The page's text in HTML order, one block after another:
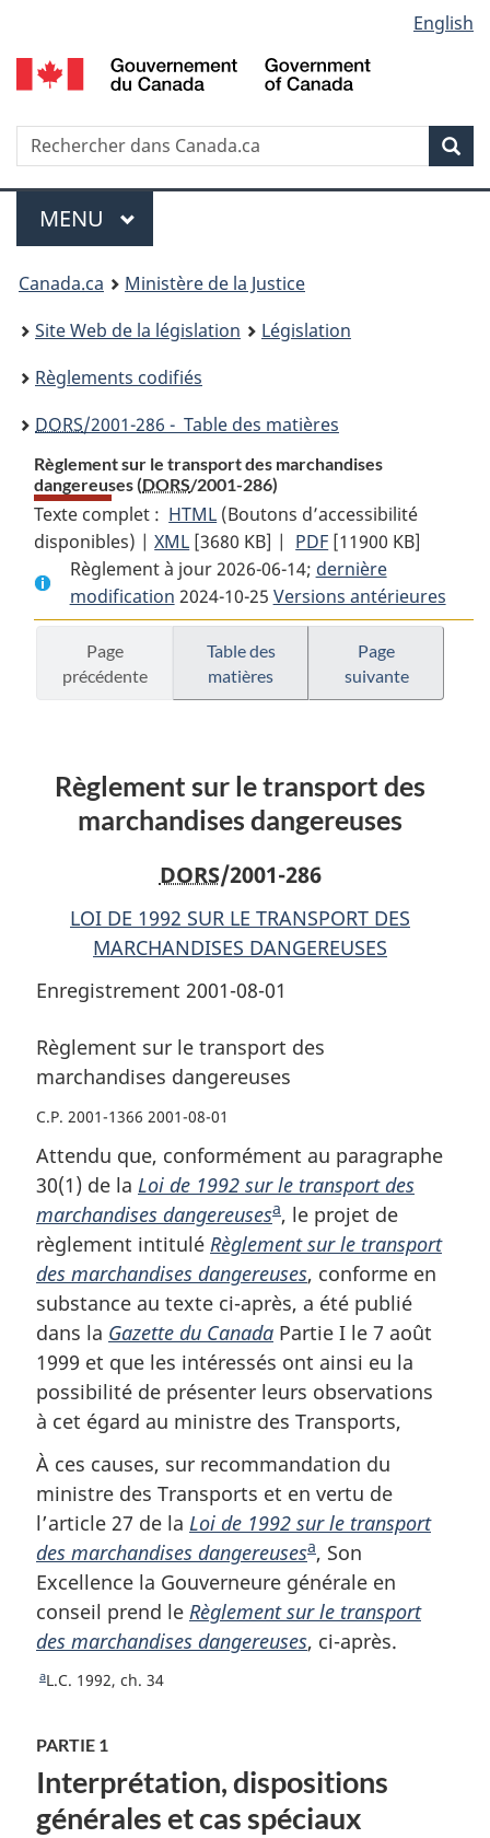
au
contenu
propos
de
la
HTML
simplifiée
selection
English
Recherche
Menu
MENU PRINCIPAL
You
are
here:
Canada.ca
Ministère de la Justice
Site Web de la législation
Législation
Règlements codifiés
DORS/2001-286 - Table des matières
Règlement sur le transport des marchandises
dangereuses (DORS/2001-286)
Texte complet : HTML Texte
complet
:
Règlement
sur
le
transport
des
(Boutons d’accessibilité
disponibles) |XML Texte
complet
:
Règlement
sur
transport
dangereuses
[3680 KB] | PDF Texte
complet
:
Règlement
transport
dangereuses
[11900 KB]
Règlement à jour 2026-06-14; dernière
modification 2024-10-25 Versions antérieures
Page
précédente
Table des
matières
Page
suivante
Règlement sur le transport des
marchandises dangereuses
DORS/2001-286
LOI DE 1992 SUR LE TRANSPORT DES
MARCHANDISES DANGEREUSES
Enregistrement 2001-08-01
Règlement sur le transport des
marchandises dangereuses
C.P. 2001-1366 2001-08-01
Attendu que, conformément au paragraphe
30(1) de la Loi de 1992 sur le transport des
marchandises dangereusesN
o
t
e
d
e
b
a
d
e
p
a
g
e
a, le projet de
règlement intitulé Règlement sur le transport
des marchandises dangereuses, conforme en
substance au texte ci-après, a été publié
dans la Gazette du Canada Partie I le 7 août
1999 et que les intéressés ont ainsi eu la
possibilité de présenter leurs observations
à cet égard au ministre des Transports,
À ces causes, sur recommandation du
ministre des Transports et en vertu de
l’article 27 de la Loi de 1992 sur le transport
des marchandises dangereusesN
o
t
e
s
d
a, Son
Excellence la Gouverneure générale en
conseil prend le Règlement sur le transport
des marchandises dangereuses, ci-après.
R
o
u
r
à
aL.C. 1992, ch. 34
PARTIE 1
Interprétation, dispositions
générales et cas spéciaux